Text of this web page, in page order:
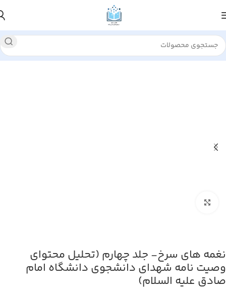
خانه فرهنگ و ارتباطات علوم اجتماعی
نغمه های سرخ- جلد چهارم (تحلیل محتوای
وصیت نامه شهدای دانشجوی دانشگاه امام
صادق علیه السلام)